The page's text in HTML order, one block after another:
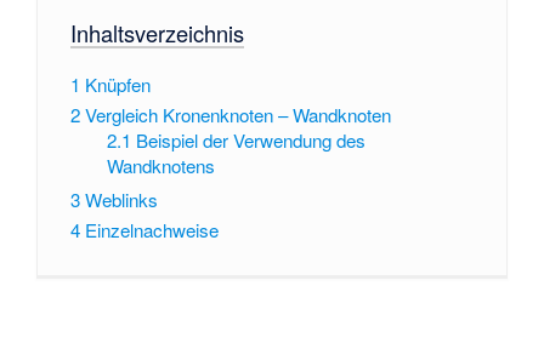
Inhaltsverzeichnis
1 Knüpfen
2Vergleich Kronenknoten – Wandknoten
2.1 Beispiel der Verwendung des
Wandknotens
3Weblinks
4 Einzelnachweise